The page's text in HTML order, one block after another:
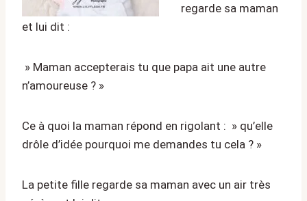
regarde sa maman
et lui dit :
» Maman accepterais tu que papa ait une autre
n’amoureuse ? »
Ce à quoi la maman répond en rigolant : » qu’elle
drôle d’idée pourquoi me demandes tu cela ? »
La petite fille regarde sa maman avec un air très